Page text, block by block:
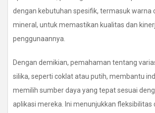
dengan kebutuhan spesifik, termasuk warna
mineral, untuk memastikan kualitas dan
penggunaannya.
Dengan demikian, pemahaman tentang
silika, seperti coklat atau putih, membantu
memilih sumber daya yang tepat sesuai
aplikasi mereka. Ini menunjukkan fleksibilitas